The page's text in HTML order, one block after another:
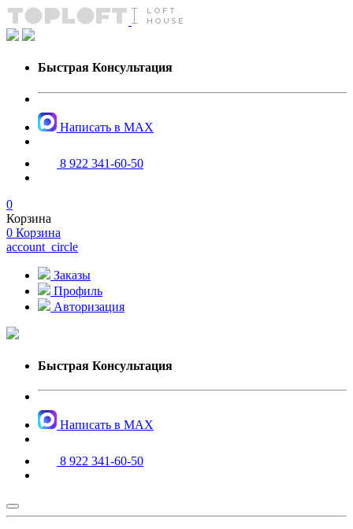
Быстрая Консультация
Написать в MAX
8 922 341-60-50
0
Корзина
0 Корзина
account_circle
Заказы
Профиль
Авторизация
Быстрая Консультация
Написать в MAX
8 922 341-60-50